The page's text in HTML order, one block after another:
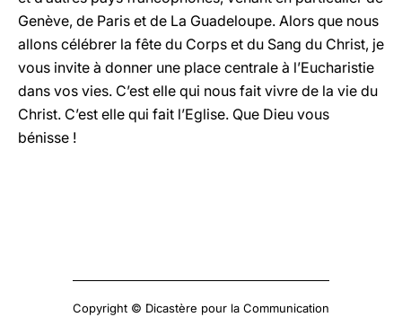
Genève, de Paris et de La Guadeloupe. Alors que nous
allons célébrer la fête du Corps et du Sang du Christ, je
vous invite à donner une place centrale à l’Eucharistie
dans vos vies. C’est elle qui nous fait vivre de la vie du
Christ. C’est elle qui fait l’Eglise. Que Dieu vous
bénisse !
Copyright © Dicastère pour la Communication